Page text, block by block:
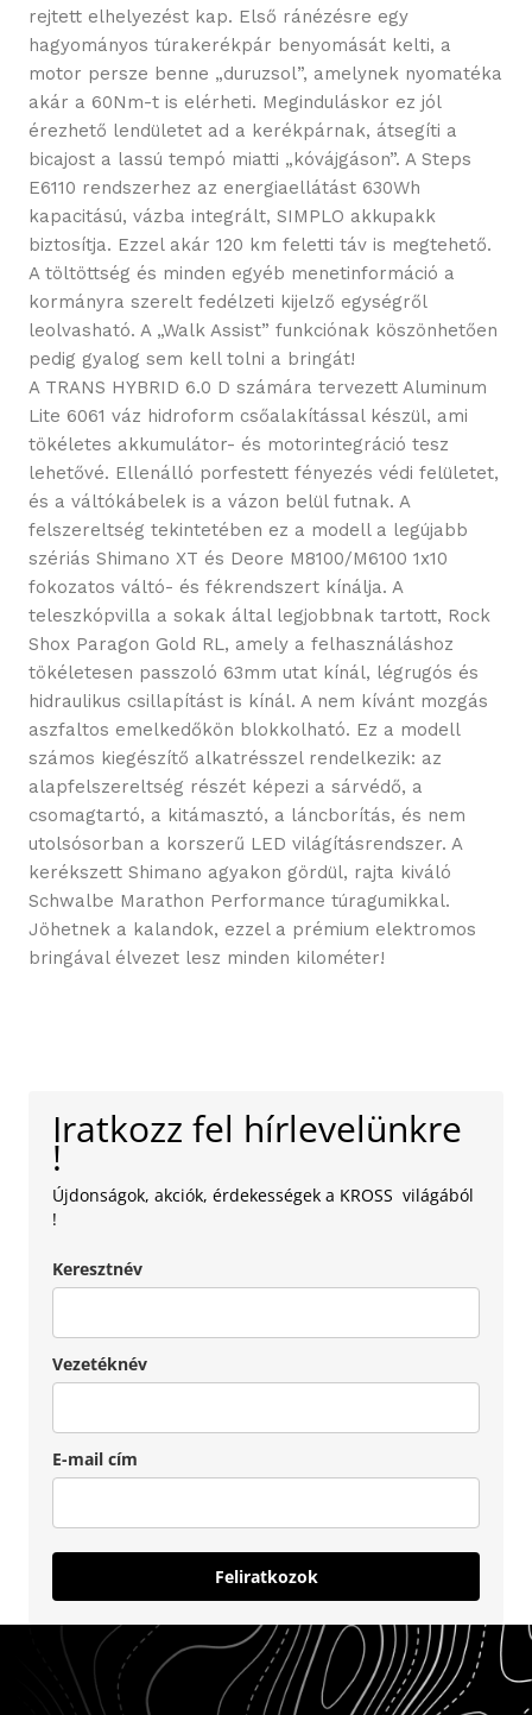
rejtett elhelyezést kap. Első ránézésre egy
hagyományos túrakerékpár benyomását kelti, a
motor persze benne „duruzsol”, amelynek nyomatéka
akár a 60Nm-t is elérheti. Meginduláskor ez jól
érezhető lendületet ad a kerékpárnak, átsegíti a
bicajost a lassú tempó miatti „kóvájgáson”. A Steps
E6110 rendszerhez az energiaellátást 630Wh
kapacitású, vázba integrált, SIMPLO akkupakk
biztosítja. Ezzel akár 120 km feletti táv is megtehető.
A töltöttség és minden egyéb menetinformáció a
kormányra szerelt fedélzeti kijelző egységről
leolvasható. A „Walk Assist” funkciónak köszönhetően
pedig gyalog sem kell tolni a bringát!
A TRANS HYBRID 6.0 D számára tervezett Aluminum
Lite 6061 váz hidroform csőalakítással készül, ami
tökéletes akkumulátor- és motorintegráció tesz
lehetővé. Ellenálló porfestett fényezés védi felületet,
és a váltókábelek is a vázon belül futnak. A
felszereltség tekintetében ez a modell a legújabb
szériás Shimano XT és Deore M8100/M6100 1x10
fokozatos váltó- és fékrendszert kínálja. A
teleszkópvilla a sokak által legjobbnak tartott, Rock
Shox Paragon Gold RL, amely a felhasználáshoz
tökéletesen passzoló 63mm utat kínál, légrugós és
hidraulikus csillapítást is kínál. A nem kívánt mozgás
aszfaltos emelkedőkön blokkolható. Ez a modell
számos kiegészítő alkatrésszel rendelkezik: az
alapfelszereltség részét képezi a sárvédő, a
csomagtartó, a kitámasztó, a láncborítás, és nem
utolsósorban a korszerű LED világításrendszer. A
kerékszett Shimano agyakon gördül, rajta kiváló
Schwalbe Marathon Performance túragumikkal.
Jöhetnek a kalandok, ezzel a prémium elektromos
bringával élvezet lesz minden kilométer!
Iratkozz fel hírlevelünkre
!
Újdonságok, akciók, érdekességek a KROSS világából
!
Keresztnév
Vezetéknév
E-mail cím
Feliratkozok